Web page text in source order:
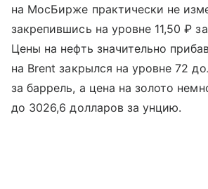
на МосБирже практически не
закрепившись на уровне 11,50 ₽
Цены на нефть значительно
на Brent закрылся на уровне 72
за баррель, а цена на золото
до 3026,6 долларов за унцию.